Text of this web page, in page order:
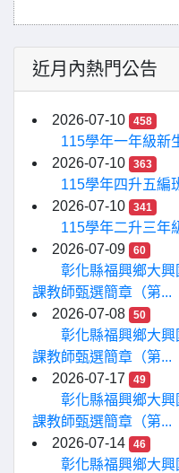
近月內熱門公告
2026-07-10 458
115學年一年級新
2026-07-10
363
115學年四升五編
2026-07-10
341
115學年二升三年
2026-07-09
60
彰化縣福興鄉大
課教師甄選簡章（第...
2026-07-08
50
彰化縣福興鄉大
課教師甄選簡章（第...
2026-07-17
49
彰化縣福興鄉大
課教師甄選簡章（第...
2026-07-14
46
彰化縣福興鄉大